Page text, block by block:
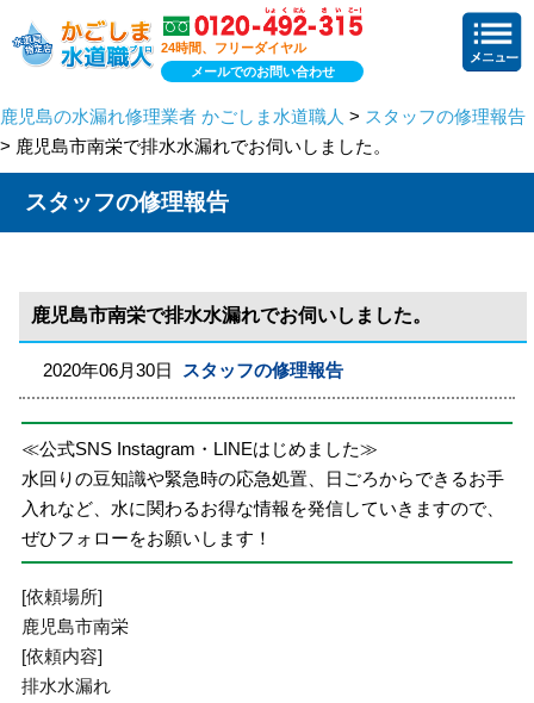
24時間、フリーダイヤル
メールでのお問い合わせ
鹿児島の水漏れ修理業者 かごしま水道職人 > スタッフの修理報告
> 鹿児島市南栄で排水水漏れでお伺いしました。
スタッフの修理報告
鹿児島市南栄で排水水漏れでお伺いしました。
2020年06月30日 スタッフの修理報告
≪公式SNS Instagram・LINEはじめました≫
水回りの豆知識や緊急時の応急処置、日ごろからできるお手
入れなど、水に関わるお得な情報を発信していきますので、
ぜひフォローをお願いします！
[依頼場所]
鹿児島市南栄
[依頼内容]
排水水漏れ